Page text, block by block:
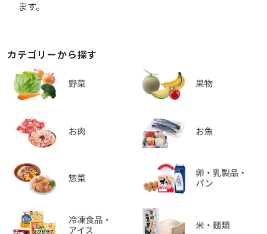
ます。
カテゴリーから探す